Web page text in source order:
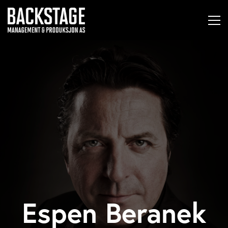
Espen Beranek